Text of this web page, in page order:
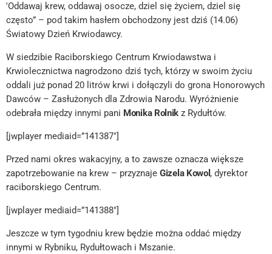
'Oddawaj krew, oddawaj osocze, dziel się życiem, dziel się
często” – pod takim hasłem obchodzony jest dziś (14.06)
Światowy Dzień Krwiodawcy.
W siedzibie Raciborskiego Centrum Krwiodawstwa i
Krwiolecznictwa nagrodzono dziś tych, którzy w swoim życiu
oddali już ponad 20 litrów krwi i dołączyli do grona Honorowych
Dawców – Zasłużonych dla Zdrowia Narodu. Wyróżnienie
odebrała między innymi pani Monika Rolnik z Rydułtów.
[jwplayer mediaid=”141387″]
Przed nami okres wakacyjny, a to zawsze oznacza większe
zapotrzebowanie na krew – przyznaje Gizela Kowol , dyrektor
raciborskiego Centrum.
[jwplayer mediaid=”141388″]
Jeszcze w tym tygodniu krew będzie można oddać między
innymi w Rybniku, Rydułtowach i Mszanie.